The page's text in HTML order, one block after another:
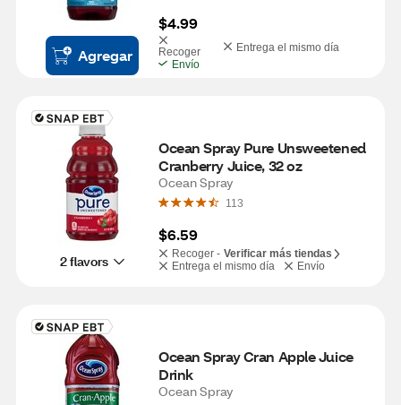
Agregar
$4.99
Recoger
Entrega el mismo día
Envío
2 flavors
Ocean Spray Pure Unsweetened
Cranberry Juice, 32 oz
Ocean Spray
113
$6.59
Recoger - Verificar más tiendas
Entrega el mismo día
Envío
Ocean Spray Cran Apple Juice
Drink
Ocean Spray